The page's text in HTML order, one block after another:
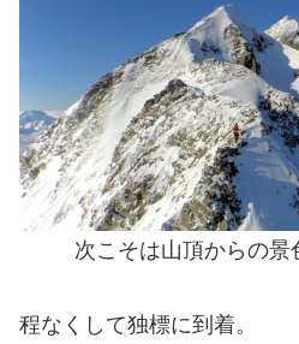
次こそは山頂からの景
程なくして独標に到着。